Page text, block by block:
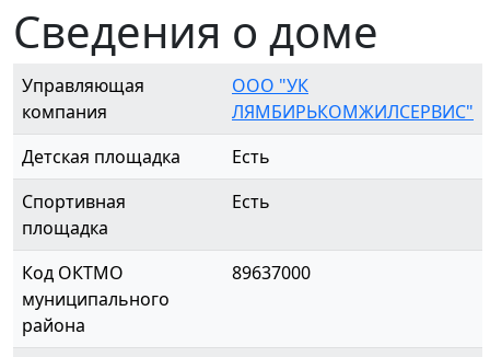
Сведения о доме
Управляющая
компания
ООО "УК
ЛЯМБИРЬКОМЖИЛСЕРВИС"
Детская площадка
Есть
Спортивная
площадка
Есть
Код ОКТМО
муниципального
района
89637000